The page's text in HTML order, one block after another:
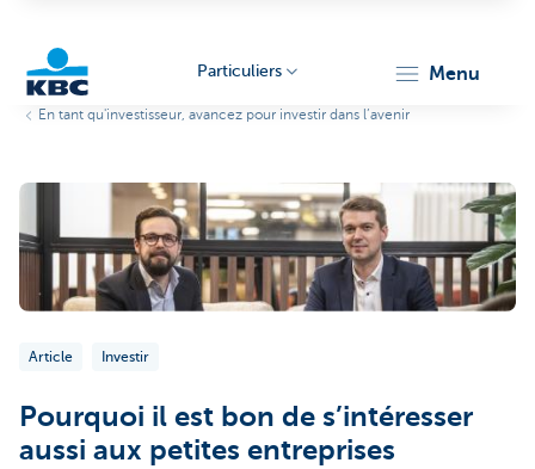
Particuliers menu
En tant qu'investisseur, avancez pour investir dans l’avenir
Article Investir
Pourquoi il est bon de s’intéresser
aussi aux petites entreprises